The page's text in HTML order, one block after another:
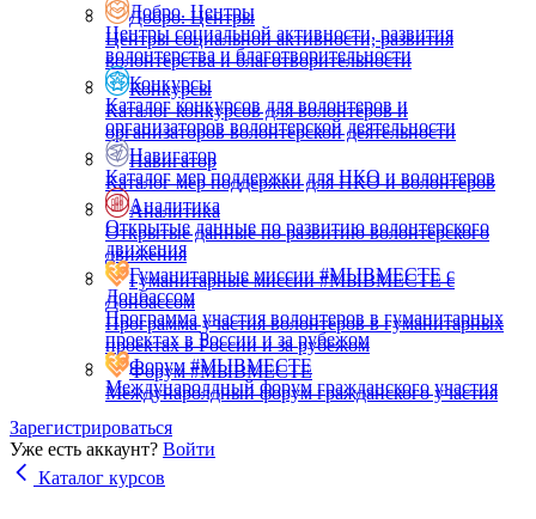
Добро. Центры
Центры социальной активности, развития
волонтерства и благотворительности
Конкурсы
Каталог конкурсов для волонтеров и
организаторов волонтерской деятельности
Навигатор
Каталог мер поддержки для НКО и волонтеров
Аналитика
Открытые данные по развитию волонтерского
движения
Гуманитарные миссии #МЫВМЕСТЕ с
Донбассом
Программа участия волонтеров в гуманитарных
проектах в России и за рубежом
Форум #МЫВМЕСТЕ
Междунаролдный форум гражданского участия
Добро. Центры
Центры социальной активности, развития
волонтерства и благотворительности
Конкурсы
Каталог конкурсов для волонтеров и
организаторов волонтерской деятельности
Навигатор
Каталог мер поддержки для НКО и волонтеров
Аналитика
Открытые данные по развитию волонтерского
движения
Гуманитарные миссии #МЫВМЕСТЕ с
Донбассом
Программа участия волонтеров в гуманитарных
проектах в России и за рубежом
Форум #МЫВМЕСТЕ
Междунаролдный форум гражданского участия
Зарегистрироваться
Уже есть аккаунт? Войти
Каталог курсов